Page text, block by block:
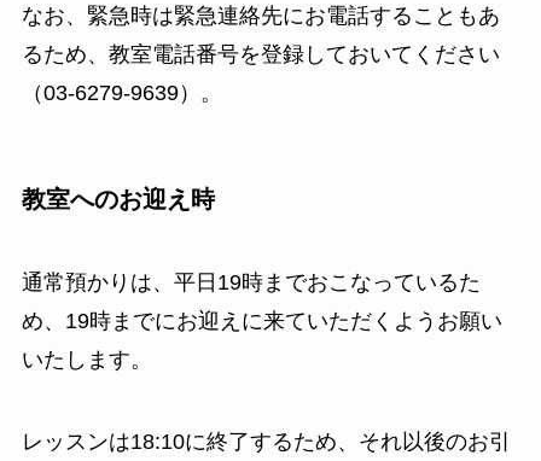
なお、緊急時は緊急連絡先にお電話することもあ
るため、教室電話番号を登録しておいてください
（03-6279-9639）。
教室へのお迎え時
通常預かりは、平日19時までおこなっているた
め、19時までにお迎えに来ていただくようお願い
いたします。
レッスンは18:10に終了するため、それ以後のお引